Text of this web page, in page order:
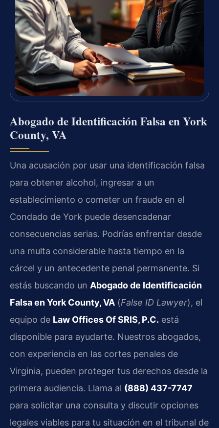
Abogado de Identificación Falsa en York
County, VA
Una acusación por usar una identificación falsa
para obtener alcohol, ingresar a un
establecimiento o cometer un fraude en el
Condado de York puede desencadenar
consecuencias serias. Podrías enfrentar desde
una multa considerable hasta tiempo en la
cárcel y un antecedente penal permanente. Si
estás buscando un Abogado de Identificación
Falsa en York County, VA (False ID Lawyer), el
equipo de Law Offices Of SRIS, P.C. está
disponible para ayudarte. Nuestros abogados,
con experiencia en las cortes penales de
Virginia, pueden proteger tus derechos desde la
primera audiencia. Llama al (888) 437-7747
para solicitar una consulta y discutir opciones
legales viables para tu situación en el tribunal de